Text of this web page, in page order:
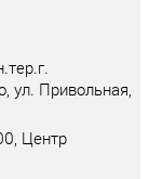
ул. Привольная,
, Центр